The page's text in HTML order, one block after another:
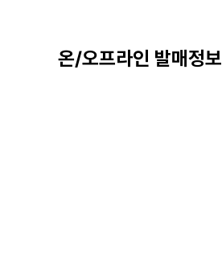
온/오프라인 발매정보